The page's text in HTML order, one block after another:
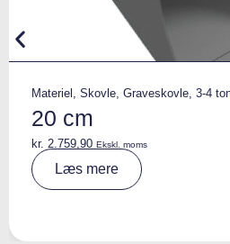
Materiel , Skovle, Graveskovle, 3-4
20 cm
kr. 2.759,90 Ekskl. moms
Læs mere